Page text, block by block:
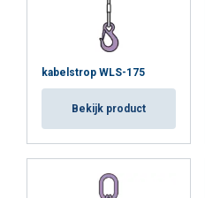
kabelstrop WLS-175
Bekijk product